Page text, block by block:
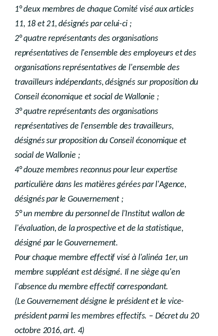
1° deux membres de chaque Comité visé aux articles
11, 18 et 21, désignés par celui-ci ;
2° quatre représentants des organisations
représentatives de l'ensemble des employeurs et des
organisations représentatives de l'ensemble des
travailleurs indépendants, désignés sur proposition du
Conseil économique et social de Wallonie ;
3° quatre représentants des organisations
représentatives de l'ensemble des travailleurs,
désignés sur proposition du Conseil économique et
social de Wallonie ;
4° douze membres reconnus pour leur expertise
particulière dans les matières gérées par l'Agence,
désignés par le Gouvernement ;
5° un membre du personnel de l'Institut wallon de
l'évaluation, de la prospective et de la statistique,
désigné par le Gouvernement.
Pour chaque membre effectif visé à l'alinéa 1er, un
membre suppléant est désigné. Il ne siège qu'en
l'absence du membre effectif correspondant.
(Le Gouvernement désigne le président et le vice-
président parmi les membres effectifs. – Décret du 20
octobre 2016, art. 4)